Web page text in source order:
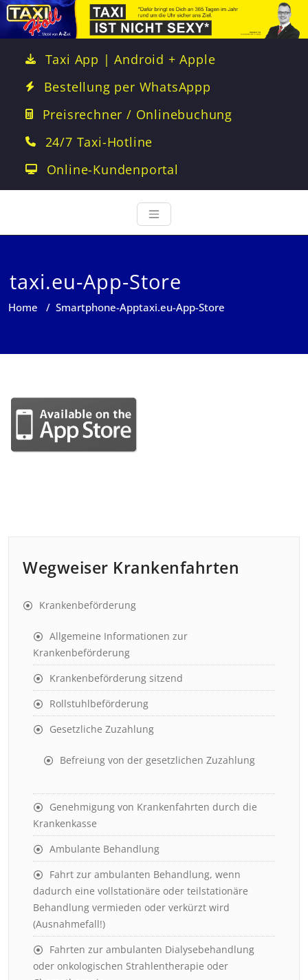
Taxi App | Android + Apple
Bestellung per WhatsAppp
Preisrechner / Onlinebuchung
24/7 Taxi-Hotline
Online-Kundenportal
taxi.eu-App-Store
Home / Smartphone-Apptaxi.eu-App-Store
Wegweiser Krankenfahrten
Krankenbeförderung
Allgemeine Informationen zur
Krankenbeförderung
Krankenbeförderung sitzend
Rollstuhlbeförderung
Gesetzliche Zuzahlung
Befreiung von der gesetzlichen Zuzahlung
Genehmigung von Krankenfahrten durch die
Krankenkasse
Ambulante Behandlung
Fahrt zur ambulanten Behandlung, wenn
dadurch eine vollstationäre oder teilstationäre
Behandlung vermieden oder verkürzt wird
(Ausnahmefall!)
Fahrten zur ambulanten Dialysebehandlung
oder onkologischen Strahlentherapie oder